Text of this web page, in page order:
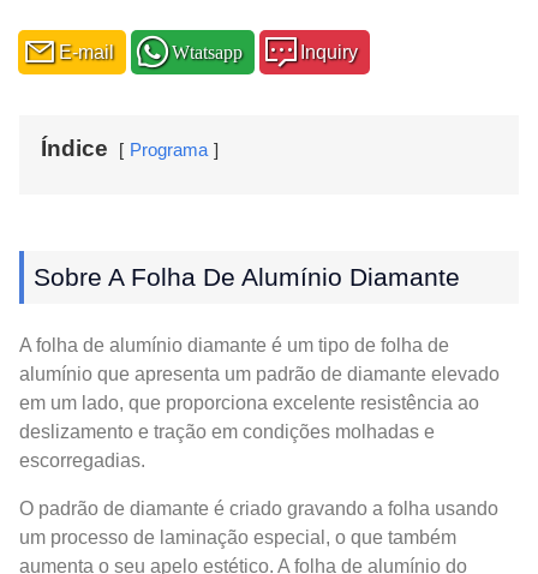
E-mail Wtatsapp Inquiry
Índice Programa
Sobre A Folha De Alumínio Diamante
A folha de alumínio diamante é um tipo de folha de
alumínio que apresenta um padrão de diamante elevado
em um lado, que proporciona excelente resistência ao
deslizamento e tração em condições molhadas e
escorregadias.
O padrão de diamante é criado gravando a folha usando
um processo de laminação especial, o que também
aumenta o seu apelo estético. A folha de alumínio do